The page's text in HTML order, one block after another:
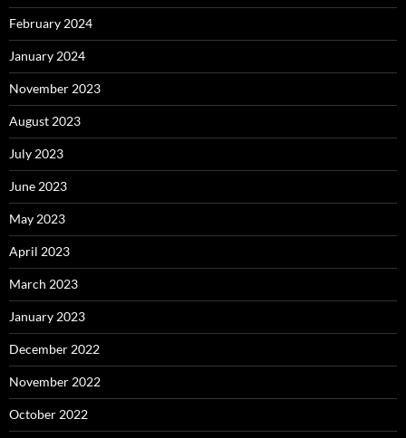
February 2024
January 2024
November 2023
August 2023
July 2023
June 2023
May 2023
April 2023
March 2023
January 2023
December 2022
November 2022
October 2022